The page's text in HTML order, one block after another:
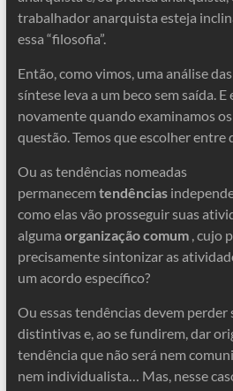
trabalhador anarquista esteja
essa “filosofia”.
Então, como vimos, uma análise
síntese leva a um beco sem saída.
novamente quando examinamos
questão. Temos que escolher entre
Ou as tendências nomeadas
permanecem tendências
como elas vão prosseguir suas
alguma organização comum, cujo
precisamente sintonizar as
um acordo específico?
Ou essas tendências devem perder
distintivas e, ao se fundirem, dar
tendência que não será nem
nem individualista… Mas, nesse